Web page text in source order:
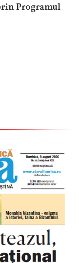
Programul